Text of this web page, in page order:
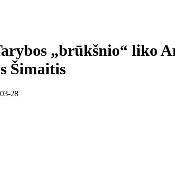
„brūkšnio“ liko
Šimaitis
28